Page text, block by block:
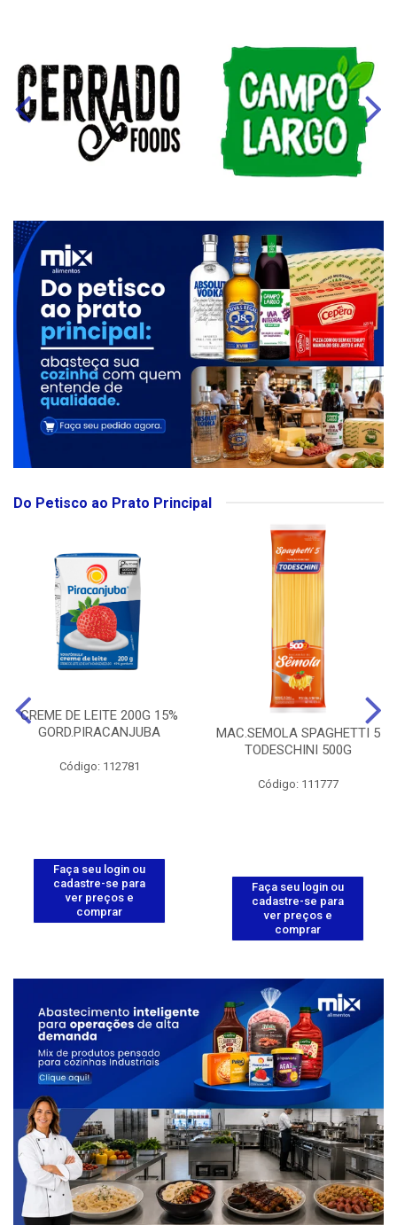
Do Petisco ao Prato Principal
CREME DE LEITE 200G 15%
GORD.PIRACANJUBA
Código: 112781
Faça seu login ou
cadastre-se para
ver preços e
comprar
MAC.SEMOLA SPAGHETTI 5
TODESCHINI 500G
Código: 111777
Faça seu login ou
cadastre-se para
ver preços e
comprar